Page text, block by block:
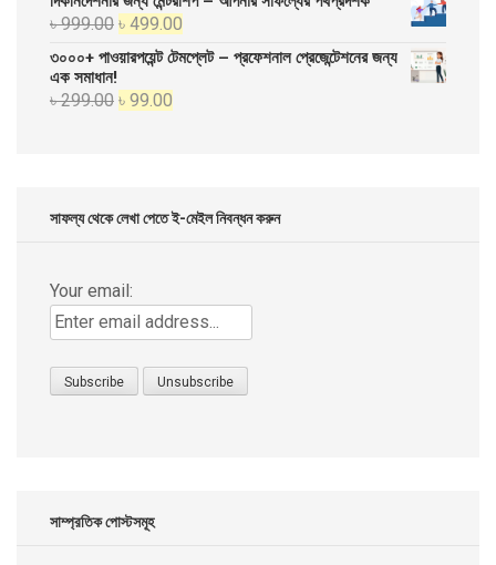
৳999.00 Original
price
৳ 999.00.
৳ 499.00
price
৩০০০+ পাওয়ারপয়েন্ট টেমপ্লেট – প্রফেশনাল প্রেজেন্টেশনের জন্য
এক সমাধান!
৳299.00 Original
৳ 99.00
সাফল্য থেকে লেখা পেতে ই-মেইল নিবন্ধন করুন
Your email:
সাম্প্রতিক পোস্টসমূহ